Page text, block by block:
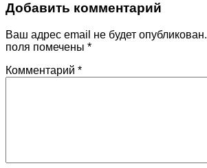
Добавить комментарий
Ваш адрес email не будет опубликован.
поля помечены *
Комментарий *